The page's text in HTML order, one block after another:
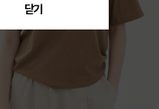
닫기